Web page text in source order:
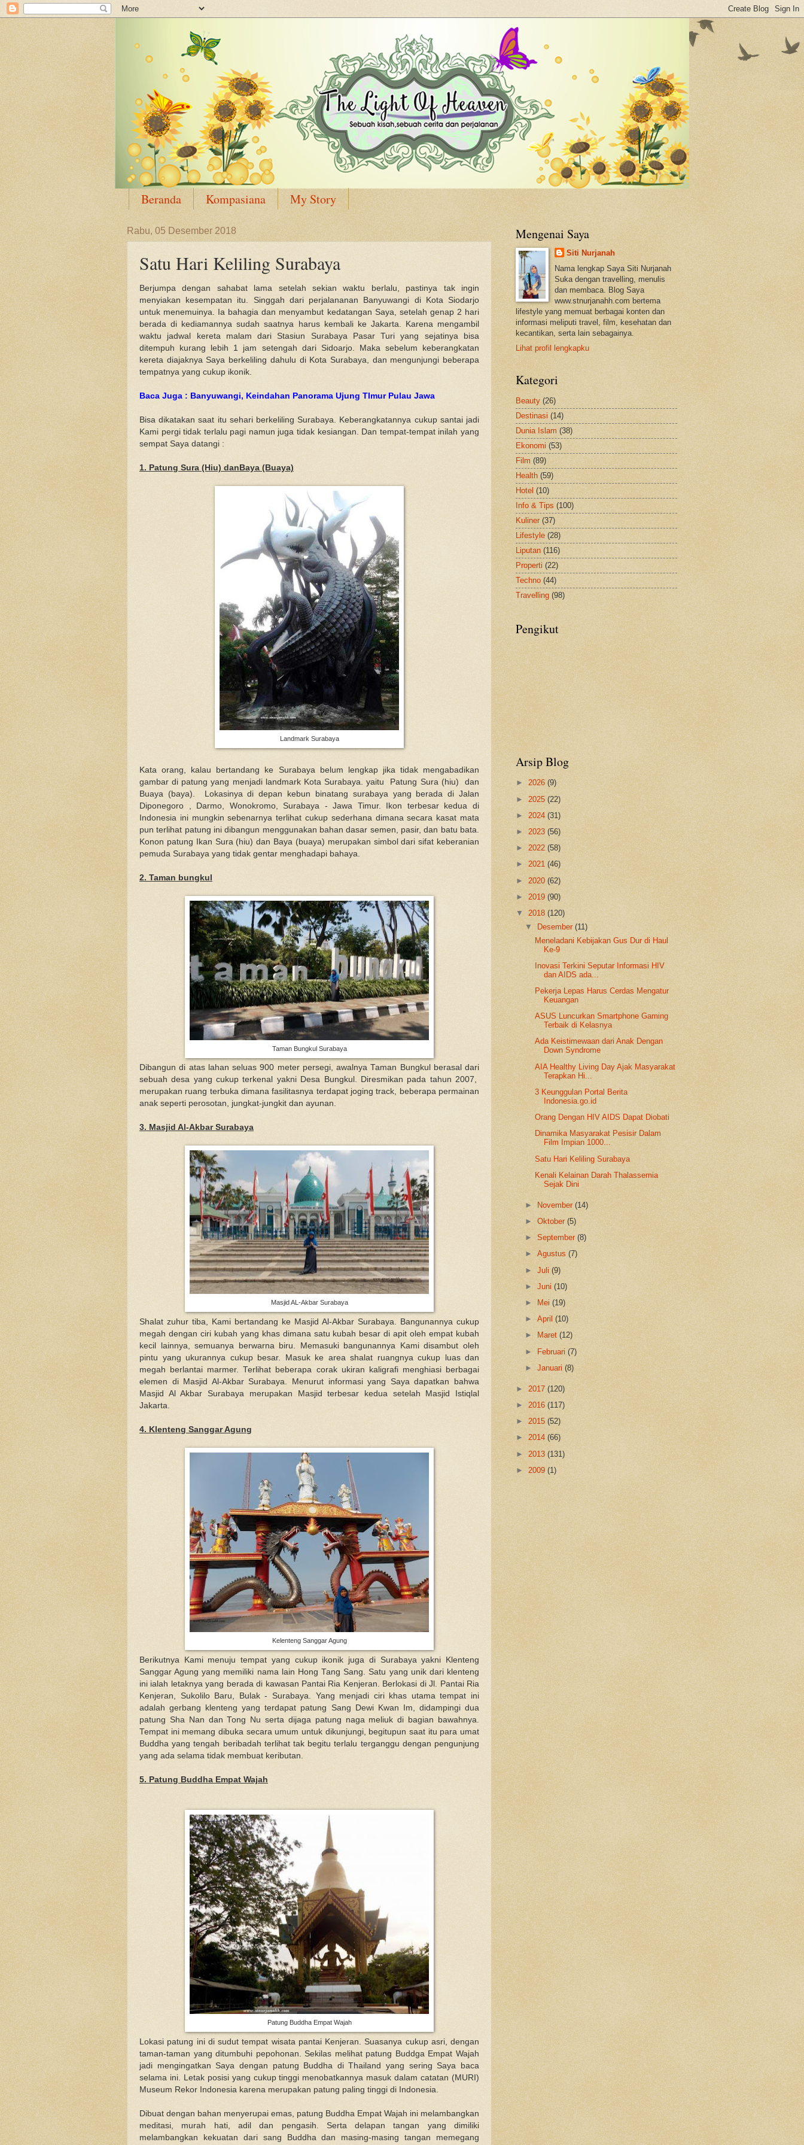
Beranda Kompasiana My Story
Rabu, 05 Desember 2018
Satu Hari Keliling Surabaya
Berjumpa dengan sahabat lama setelah sekian waktu berlalu, pastinya tak ingin
menyiakan kesempatan itu. Singgah dari perjalananan Banyuwangi di Kota Siodarjo
untuk menemuinya. Ia bahagia dan menyambut kedatangan Saya, setelah genap 2 hari
berada di kediamannya sudah saatnya harus kembali ke Jakarta. Karena mengambil
waktu jadwal kereta malam dari Stasiun Surabaya Pasar Turi yang sejatinya bisa
ditempuh kurang lebih 1 jam setengah dari Sidoarjo. Maka sebelum keberangkatan
kereta diajaknya Saya berkeliling dahulu di Kota Surabaya, dan mengunjungi beberapa
tempatnya yang cukup ikonik.
Baca Juga : Banyuwangi, Keindahan Panorama Ujung TImur Pulau Jawa
Bisa dikatakan saat itu sehari berkeliling Surabaya. Keberangkatannya cukup santai jadi
Kami pergi tidak terlalu pagi namun juga tidak kesiangan. Dan tempat-tempat inilah yang
sempat Saya datangi :
1. Patung Sura (Hiu) danBaya (Buaya)
Landmark Surabaya
Kata orang, kalau bertandang ke Surabaya belum lengkap jika tidak mengabadikan
gambar di patung yang menjadi landmark Kota Surabaya. yaitu Patung Sura (hiu) dan
Buaya (baya). Lokasinya di depan kebun binatang surabaya yang berada di Jalan
Diponegoro , Darmo, Wonokromo, Surabaya - Jawa Timur. Ikon terbesar kedua di
Indonesia ini mungkin sebenarnya terlihat cukup sederhana dimana secara kasat mata
pun terlihat patung ini dibangun menggunakan bahan dasar semen, pasir, dan batu bata.
Konon patung Ikan Sura (hiu) dan Baya (buaya) merupakan simbol dari sifat keberanian
pemuda Surabaya yang tidak gentar menghadapi bahaya.
2. Taman bungkul
Taman Bungkul Surabaya
Dibangun di atas lahan seluas 900 meter persegi, awalnya Taman Bungkul berasal dari
sebuah desa yang cukup terkenal yakni Desa Bungkul. Diresmikan pada tahun 2007,
merupakan ruang terbuka dimana fasilitasnya terdapat joging track, beberapa permainan
anak seperti perosotan, jungkat-jungkit dan ayunan.
3. Masjid Al-Akbar Surabaya
Masjid AL-Akbar Surabaya
Shalat zuhur tiba, Kami bertandang ke Masjid Al-Akbar Surabaya. Bangunannya cukup
megah dengan ciri kubah yang khas dimana satu kubah besar di apit oleh empat kubah
kecil lainnya, semuanya berwarna biru. Memasuki bangunannya Kami disambut oleh
pintu yang ukurannya cukup besar. Masuk ke area shalat ruangnya cukup luas dan
megah berlantai marmer. Terlihat beberapa corak ukiran kaligrafi menghiasi berbagai
elemen di Masjid Al-Akbar Surabaya. Menurut informasi yang Saya dapatkan bahwa
Masjid Al Akbar Surabaya merupakan Masjid terbesar kedua setelah Masjid Istiqlal
Jakarta.
4. Klenteng Sanggar Agung
Kelenteng Sanggar Agung
Berikutnya Kami menuju tempat yang cukup ikonik juga di Surabaya yakni Klenteng
Sanggar Agung yang memiliki nama lain Hong Tang Sang. Satu yang unik dari klenteng
ini ialah letaknya yang berada di kawasan Pantai Ria Kenjeran. Berlokasi di Jl. Pantai Ria
Kenjeran, Sukolilo Baru, Bulak - Surabaya. Yang menjadi ciri khas utama tempat ini
adalah gerbang klenteng yang terdapat patung Sang Dewi Kwan Im, didampingi dua
patung Sha Nan dan Tong Nu serta dijaga patung naga meliuk di bagian bawahnya.
Tempat ini memang dibuka secara umum untuk dikunjungi, begitupun saat itu para umat
Buddha yang tengah beribadah terlihat tak begitu terlalu terganggu dengan pengunjung
yang ada selama tidak membuat keributan.
5. Patung Buddha Empat Wajah
Patung Buddha Empat Wajah
Lokasi patung ini di sudut tempat wisata pantai Kenjeran. Suasanya cukup asri, dengan
taman-taman yang ditumbuhi pepohonan. Sekilas melihat patung Buddga Empat Wajah
jadi mengingatkan Saya dengan patung Buddha di Thailand yang sering Saya baca
selama ini. Letak posisi yang cukup tinggi menobatkannya masuk dalam catatan (MURI)
Museum Rekor Indonesia karena merupakan patung paling tinggi di Indonesia.
Dibuat dengan bahan menyerupai emas, patung Buddha Empat Wajah ini melambangkan
meditasi, murah hati, adil dan pengasih. Serta delapan tangan yang dimiliki
melambangkan kekuatan dari sang Buddha dan masing-masing tangan memegang
Mengenai Saya
Siti Nurjanah
Nama lengkap Saya Siti Nurjanah
Suka dengan travelling, menulis
dan membaca. Blog Saya
www.stnurjanahh.com bertema
lifestyle yang memuat berbagai konten dan
informasi meliputi travel, film, kesehatan dan
kecantikan, serta lain sebagainya.
Lihat profil lengkapku
Kategori
Beauty (26)
Destinasi (14)
Dunia Islam (38)
Ekonomi (53)
Film (89)
Health (59)
Hotel (10)
Info & Tips (100)
Kuliner (37)
Lifestyle (28)
Liputan (116)
Properti (22)
Techno (44)
Travelling (98)
Pengikut
Arsip Blog
► 2026 (9)
► 2025 (22)
► 2024 (31)
► 2023 (56)
► 2022 (58)
► 2021 (46)
► 2020 (62)
► 2019 (90)
▼ 2018 (120)
▼
Desember(11)
Meneladani Kebijakan Gus Dur di Haul
Ke-9
Inovasi Terkini Seputar Informasi HIV
dan AIDS ada...
Pekerja Lepas Harus Cerdas Mengatur
Keuangan
ASUS Luncurkan Smartphone Gaming
Terbaik di Kelasnya
Ada Keistimewaan dari Anak Dengan
Down Syndrome
AIA Healthy Living Day Ajak Masyarakat
Terapkan Hi...
3 Keunggulan Portal Berita
Indonesia.go.id
Orang Dengan HIV AIDS Dapat Diobati
Dinamika Masyarakat Pesisir Dalam
Film Impian 1000...
Satu Hari Keliling Surabaya
Kenali Kelainan Darah Thalassemia
Sejak Dini
► November(14)
►Oktober(5)
►September(8)
►Agustus(7)
►Juli(9)
►Juni(10)
►
Mei(19)
►April(10)
►
Maret(12)
► Februari(7)
►Januari(8)
► 2017 (120)
► 2016 (117)
► 2015 (52)
► 2014 (66)
► 2013 (131)
► 2009 (1)